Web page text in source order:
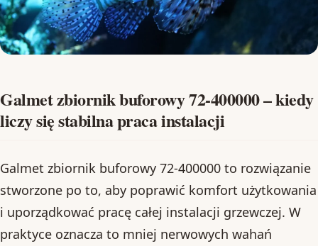
Galmet zbiornik buforowy 72-400000 – kiedy
liczy się stabilna praca instalacji
Galmet zbiornik buforowy 72-400000 to rozwiązanie
stworzone po to, aby poprawić komfort użytkowania
i uporządkować pracę całej instalacji grzewczej. W
praktyce oznacza to mniej nerwowych wahań